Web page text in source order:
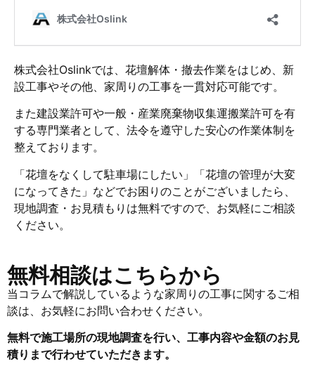
株式会社Oslinkでは、花壇解体・撤去作業をはじめ、新
設工事やその他、家周りの工事を一貫対応可能です。
また建設業許可や一般・産業廃棄物収集運搬業許可を有
する専門業者として、法令を遵守した安心の作業体制を
整えております。
「花壇をなくして駐車場にしたい」「花壇の管理が大変
になってきた」などでお困りのことがございましたら、
現地調査・お見積もりは無料ですので、お気軽にご相談
ください。
無料相談はこちらから
当コラムで解説しているような家周りの工事に関するご相
談は、お気軽にお問い合わせください。
無料で施工場所の現地調査を行い、工事内容や金額のお見
積りまで行わせていただきます。